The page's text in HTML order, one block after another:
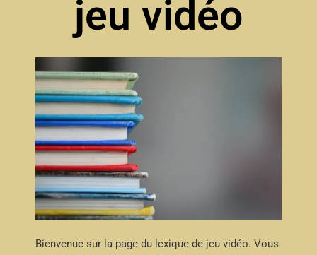
jeu vidéo
Bienvenue sur la page du lexique de jeu vidéo. Vous